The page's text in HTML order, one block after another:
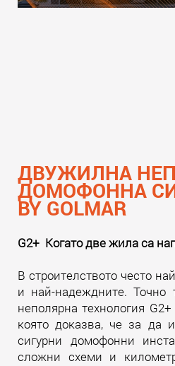
ДВУЖИЛНА
ДОМОФОННА
BY GOLMAR
G2+ Когато две жила са
В строителството често
и най-надеждните. Точно
неполярна технология
която доказва, че за да
сигурни домофонни
сложни схеми и